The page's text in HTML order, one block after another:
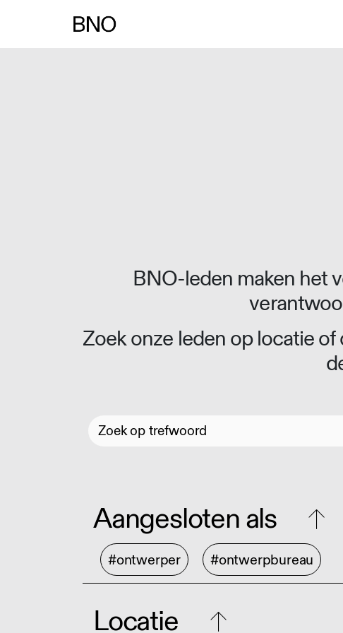
BNO-leden maken het
Zoek onze leden op locatie of
Aangesloten als
#ontwerper #ontwerpbureau
Locatie